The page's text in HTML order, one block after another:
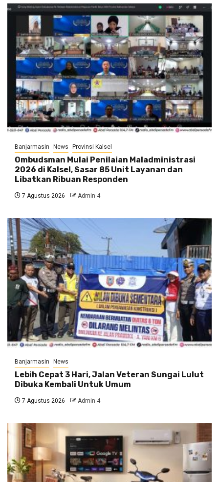
Banjarmasin News Provinsi Kalsel
Ombudsman Mulai Penilaian Maladministrasi
2026 di Kalsel, Sasar 85 Unit Layanan dan
Libatkan Ribuan Responden
7 Agustus 2026 Admin 4
Banjarmasin News
Lebih Cepat 3 Hari, Jalan Veteran Sungai Lulut
Dibuka Kembali Untuk Umum
7 Agustus 2026 Admin 4